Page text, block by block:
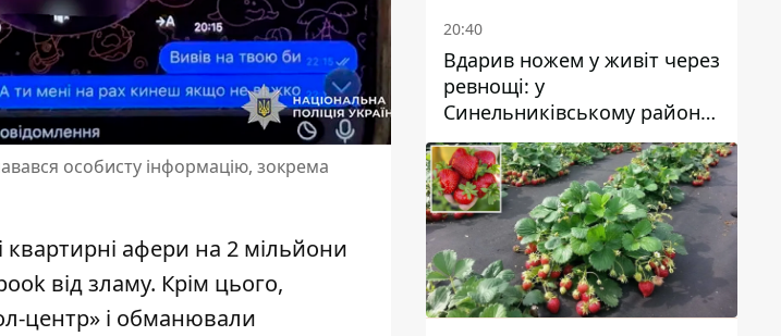
особисту інформацію, зокрема
квартирні афери на 2 мільйони
від зламу. Крім цього,
центр» і обманювали
20:40
Вдарив ножем у живіт через
ревнощі: у
Синельниківському районі
затримали 49-річного
чоловіка за вбивство